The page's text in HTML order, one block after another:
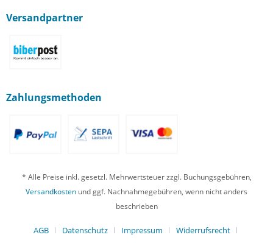
Versandpartner
Zahlungsmethoden
* Alle Preise inkl. gesetzl. Mehrwertsteuer zzgl. Buchungsgebühren,
Versandkosten und ggf. Nachnahmegebühren, wenn nicht anders
beschrieben
AGB Datenschutz Impressum Widerrufsrecht